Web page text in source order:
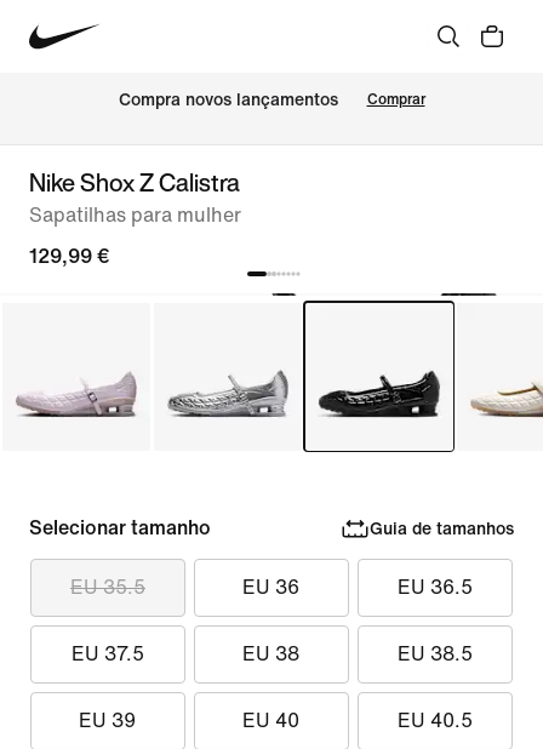
Compra novos lançamentos Comprar
Nike Shox Z Calistra
Sapatilhas para mulher
129,99 €
Selecionar tamanho Guia de tamanhos
EU 35.5 EU 36 EU 36.5
EU 37.5 EU 38 EU 38.5
EU 39 EU 40 EU 40.5